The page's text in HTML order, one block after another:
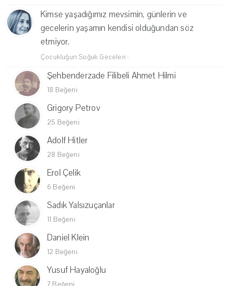
Kimse yaşadığımız mevsimin, günlerin ve
gecelerin yaşamın kendisi olduğundan söz
etmiyor.
Çocukluğun Soğuk Geceleri ·
Şehbenderzade Filibeli Ahmet Hilmi
18 Beğeni
Grigory Petrov
25 Beğeni
Adolf Hitler
28 Beğeni
Erol Çelik
6 Beğeni
Sadık Yalsızuçanlar
11 Beğeni
Daniel Klein
12 Beğeni
Yusuf Hayaloğlu